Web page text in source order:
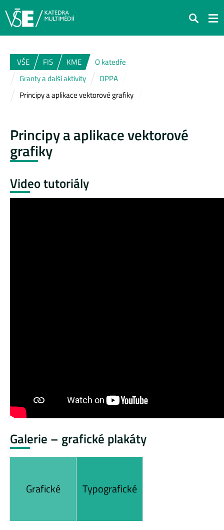
Hledat
VŠE FIS KME
O katedře
Granty a další aktivity
OPPA
Principy a aplikace vektorové grafiky
Principy a aplikace vektorové
grafiky
Video tutoriály
Galerie – grafické plakáty
Grafické Typografické